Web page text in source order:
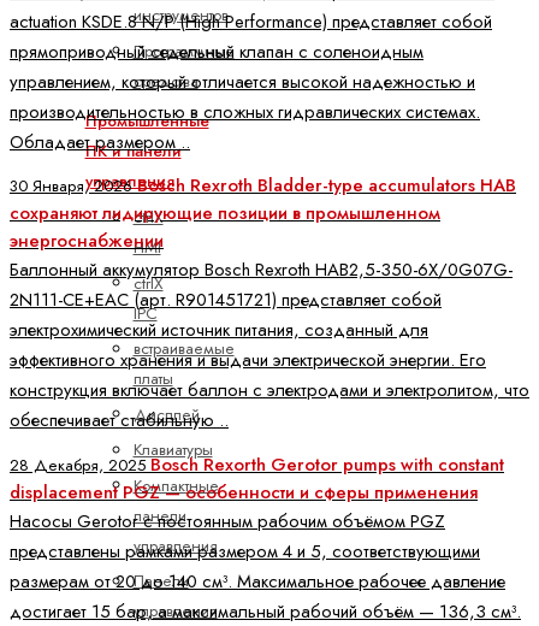
инструментов
Программные
средства
Промышленные
ПК и панели
управления
ctrlX
HMI
ctrlX
IPC
встраиваемые
платы
Дисплей
Клавиатуры
Компактные
панели
управления
Панели
управления
actuation KSDE.8 N/P (High Performance) представляет собой
прямоприводный седельный клапан с соленоидным
управлением, который отличается высокой надежностью и
производительностью в сложных гидравлических системах.
Обладает размером ..
30 Января, 2026Bosch Rexroth Bladder-type accumulators HAB
сохраняют лидирующие позиции в промышленном
энергоснабжении
Баллонный аккумулятор Bosch Rexroth HAB2,5-350-6X/0G07G-
2N111-CE+EAC (арт. R901451721) представляет собой
электрохимический источник питания, созданный для
эффективного хранения и выдачи электрической энергии. Его
конструкция включает баллон с электродами и электролитом, что
обеспечивает стабильную ..
28 Декабря, 2025Bosch Rexorth Gerotor pumps with constant
displacement PGZ — особенности и сферы применения
Насосы Gerotor с постоянным рабочим объёмом PGZ
представлены рамками размером 4 и 5, соответствующими
размерам от 20 до 140 см³. Максимальное рабочее давление
достигает 15 бар, а максимальный рабочий объём — 136,3 см³.